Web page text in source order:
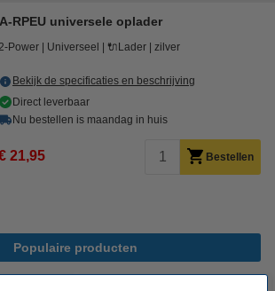
RPEU universele oplader
Power Universeel 🔌Lader zilver
Bekijk de specificaties en beschrijving
Direct leverbaar
Nu bestellen is maandag in huis
21,95 Bestellen
Populaire producten